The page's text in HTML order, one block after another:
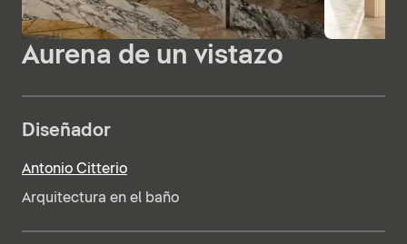
Aurena de un vistazo
Diseñador
Antonio Citterio
Arquitectura en el baño